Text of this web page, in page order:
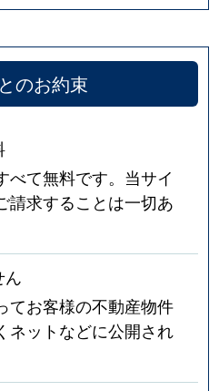
のお約束
べて無料です。当サイ
請求することは一切あ
ん
てお客様の不動産物件
ネットなどに公開され